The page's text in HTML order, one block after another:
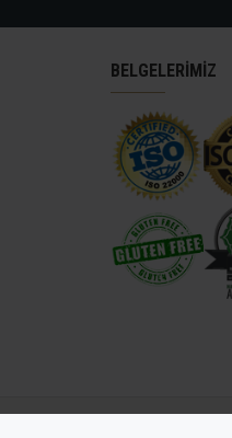
BELGELERİMİZ